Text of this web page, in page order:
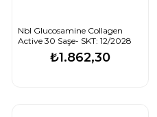
Nbl Glucosamine Collagen
Active 30 Saşe- SKT: 12/2028
₺1.862,30